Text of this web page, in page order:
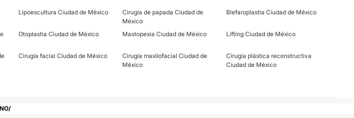
Lipoescultura Ciudad de México
Cirugía de papada Ciudad de
México
Blefaroplastia Ciudad de México
Otoplastia Ciudad de México Mastopexia Ciudad de México Lifting Ciudad de México
Cirugía facial Ciudad de México
Cirugía maxilofacial Ciudad de
México
Cirugía plástica reconstructiva
Ciudad de México